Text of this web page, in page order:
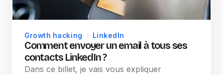
Growth hacking LinkedIn
Comment envoyer un email à tous ses
contacts LinkedIn ?
Dans ce billet, je vais vous expliquer